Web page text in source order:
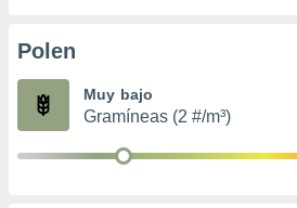
e
mediante
Polen
Muy bajo
Gramíneas (2 #/m³)